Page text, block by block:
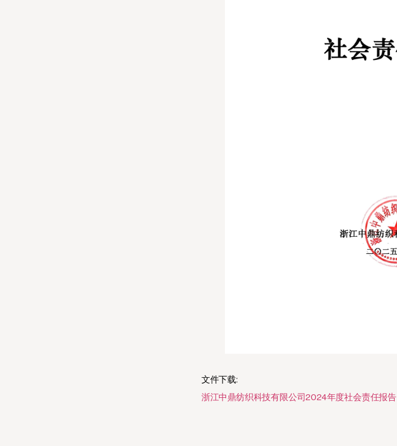
文件下载:
浙江中鼎纺织科技有限公司2024年度社会责任报告